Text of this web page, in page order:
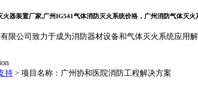
限公司致力于成为消防器材设备和气体灭火系统应用
持 > 项目名称：广州协和医院消防工程解决方案